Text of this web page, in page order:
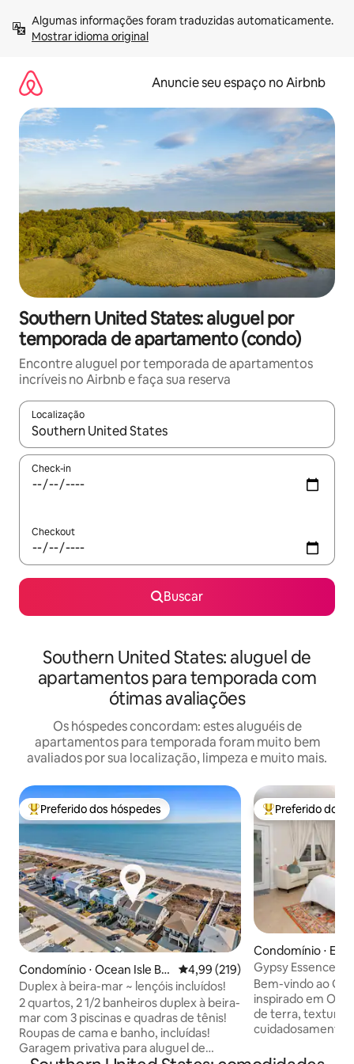
para
Mostrar idioma original
Anuncie seu espaço no Airbnb
Southern United States: aluguel por
temporada de apartamento (condo)
Encontre aluguel por temporada de apartamentos
incríveis no Airbnb e faça sua reserva
Localização
Quando os resultados estiverem disponíveis, explore-os
Check-in
Checkout
Buscar
Southern United States: aluguel de
apartamentos para temporada com
ótimas avaliações
Os hóspedes concordam: estes aluguéis de
apartamentos para temporada foram muito bem
avaliados por sua localização, limpeza e muito mais.
Entre os melhores preferidos dos hóspedes
Preferido dos hóspedes
Condomínio ⋅ Ocean Isle Be
ach
4,99 de uma avaliação média de
4,99 (219)
Duplex à beira-mar ~ lençóis incluídos!
2 quartos, 2 1/2 banheiros duplex à beira-
mar com 3 piscinas e quadras de tênis!
Roupas de cama e banho, incluídas!
Garagem privativa para aluguel de
Entre os
Preferido dos
Condomínio ⋅
Gypsy Essence |
Caminhe até o
cidade
Bem-vindo ao
inspirado em
de terra, texturas
cuidadosamente
do centro de